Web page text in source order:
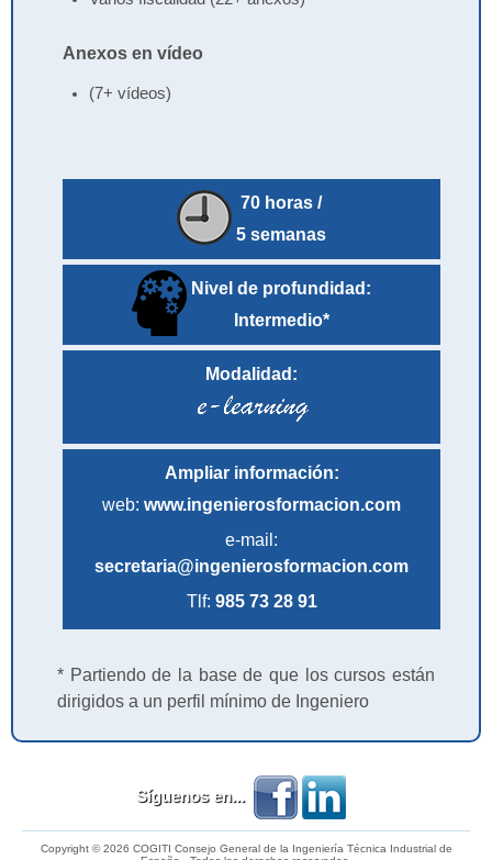
Anexos en vídeo
(7+ vídeos)
70 horas /
5 semanas
Nivel de profundidad:
Intermedio*
Modalidad:
Ampliar información:
web: www.ingenierosformacion.com
e-mail:
secretaria@ingenierosformacion.com
Tlf: 985 73 28 91
* Partiendo de la base de que los cursos están
dirigidos a un perfil mínimo de Ingeniero
Síguenos en...
Copyright © 2026 COGITI Consejo General de la Ingeniería Técnica Industrial de